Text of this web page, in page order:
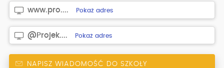
www.pro.... Pokaż adres
@Projek.... Pokaż adres
NAPISZ WIADOMOŚĆ DO SZKOŁY